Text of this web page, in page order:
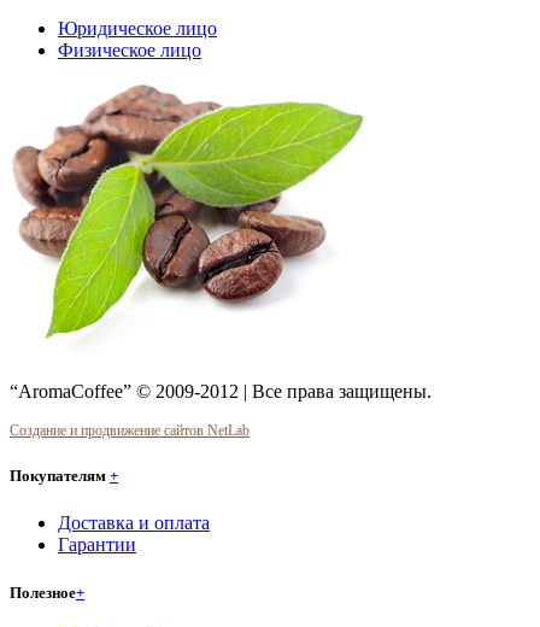
Юридическое лицо
Физическое лицо
“AromaCoffee” © 2009-2012 | Все права защищены.
Создание и продвижение сайтов NetLab
Покупателям +
Доставка и оплата
Гарантии
Полезное+